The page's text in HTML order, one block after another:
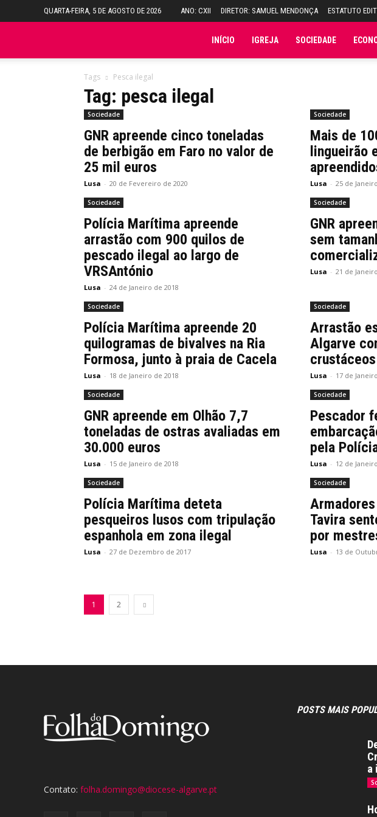
QUARTA-FEIRA, 5 DE AGOSTO DE 2026 ANO: CXII DIRETOR: SAMUEL MENDONÇA ESTATUTO
INÍCIO IGREJA SOCIEDADE
Tags Pesca ilegal
Tag: pesca ilegal
Sociedade
GNR apreende cinco toneladas
de berbigão em Faro no valor de
25 mil euros
Lusa - 20 de Fevereiro de 2020
Sociedade
Mais de
lingueirão
Lusa - 25 de
Sociedade
Polícia Marítima apreende
arrastão com 900 quilos de
pescado ilegal ao largo de
VRSAntónio
Lusa - 24 de Janeiro de 2018
Sociedade
GNR
sem
Lusa - 21 de
Sociedade
Polícia Marítima apreende 20
quilogramas de bivalves na Ria
Formosa, junto à praia de Cacela
Lusa - 18 de Janeiro de 2018
Sociedade
Arrastão
Algarve
Lusa - 17 de
Sociedade
GNR apreende em Olhão 7,7
toneladas de ostras avaliadas em
30.000 euros
Lusa - 15 de Janeiro de 2018
Sociedade
Pescador
pela
Lusa - 12 de
Sociedade
Polícia Marítima deteta
pesqueiros lusos com tripulação
espanhola em zona ilegal
Lusa - 27 de Dezembro de 2017
Sociedade
Tavira
por
Lusa - 13 de
1 2
Contato: folha.domingo@diocese-algarve.pt
POSTS MAIS
a